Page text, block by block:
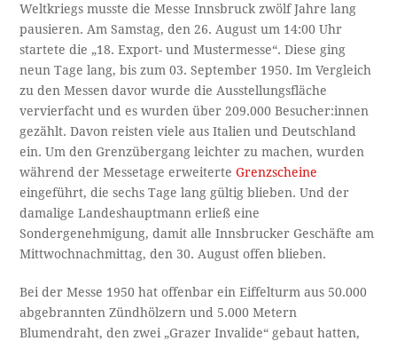
Weltkriegs musste die Messe Innsbruck zwölf Jahre lang
pausieren. Am Samstag, den 26. August um 14:00 Uhr
startete die „18. Export- und Mustermesse“. Diese ging
neun Tage lang, bis zum 03. September 1950. Im Vergleich
zu den Messen davor wurde die Ausstellungsfläche
vervierfacht und es wurden über 209.000 Besucher:innen
gezählt. Davon reisten viele aus Italien und Deutschland
ein. Um den Grenzübergang leichter zu machen, wurden
während der Messetage erweiterteGrenzscheine
eingeführt, die sechs Tage lang gültig blieben. Und der
damalige Landeshauptmann erließ eine
Sondergenehmigung, damit alle Innsbrucker Geschäfte am
Mittwochnachmittag, den 30. August offen blieben.
Bei der Messe 1950 hat offenbar ein Eiffelturm aus 50.000
abgebrannten Zündhölzern und 5.000 Metern
Blumendraht, den zwei „Grazer Invalide“ gebaut hatten,